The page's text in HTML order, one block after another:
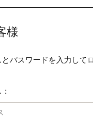
様
パスワードを入力して